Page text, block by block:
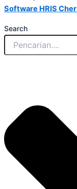
Software HRIS
Search